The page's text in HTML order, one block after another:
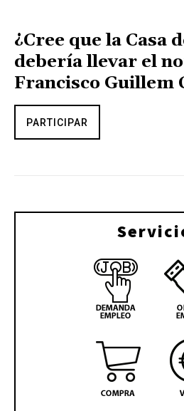
¿Cree que la Casa
debería llevar el
Francisco Guillem
PARTICIPAR